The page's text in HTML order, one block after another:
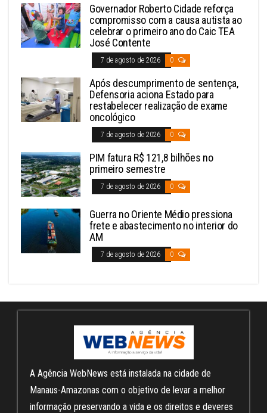
Governador Roberto Cidade reforça
compromisso com a causa autista ao
celebrar o primeiro ano do Caic TEA
José Contente
7 de agosto de 2026 0
Após descumprimento de sentença,
Defensoria aciona Estado para
restabelecer realização de exame
oncológico
7 de agosto de 2026 0
PIM fatura R$ 121,8 bilhões no
primeiro semestre
7 de agosto de 2026 0
Guerra no Oriente Médio pressiona
frete e abastecimento no interior do
AM
7 de agosto de 2026 0
A Agência WebNews está instalada na cidade de
Manaus-Amazonas com o objetivo de levar a melhor
informação preservando a vida e os direitos e deveres